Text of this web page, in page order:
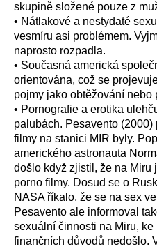
skupině složené pouze z
• Nátlakové a nestydaté
vesmíru asi problémem.
naprosto rozpadla.
• Současná americká
orientována, což se
pojmy jako obtěžování nebo
• Pornografie a erotika
palubách. Pesavento
filmy na stanici MIR byly.
amerického astronauta
došlo když zjistil, že na Miru
porno filmy. Dosud se o
NASA říkalo, že se na sex
Pesavento ale informoval
sexuální činnosti na Miru, ke
finančních důvodů nedošlo.